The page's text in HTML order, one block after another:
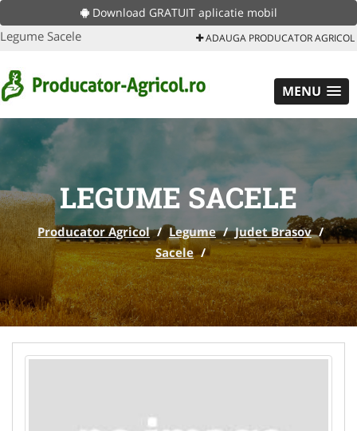
Download GRATUIT aplicatie mobil
Legume Sacele ADAUGA PRODUCATOR AGRICOL
MENU
LEGUME SACELE
Producator Agricol / Legume / Judet Brasov /
Sacele /